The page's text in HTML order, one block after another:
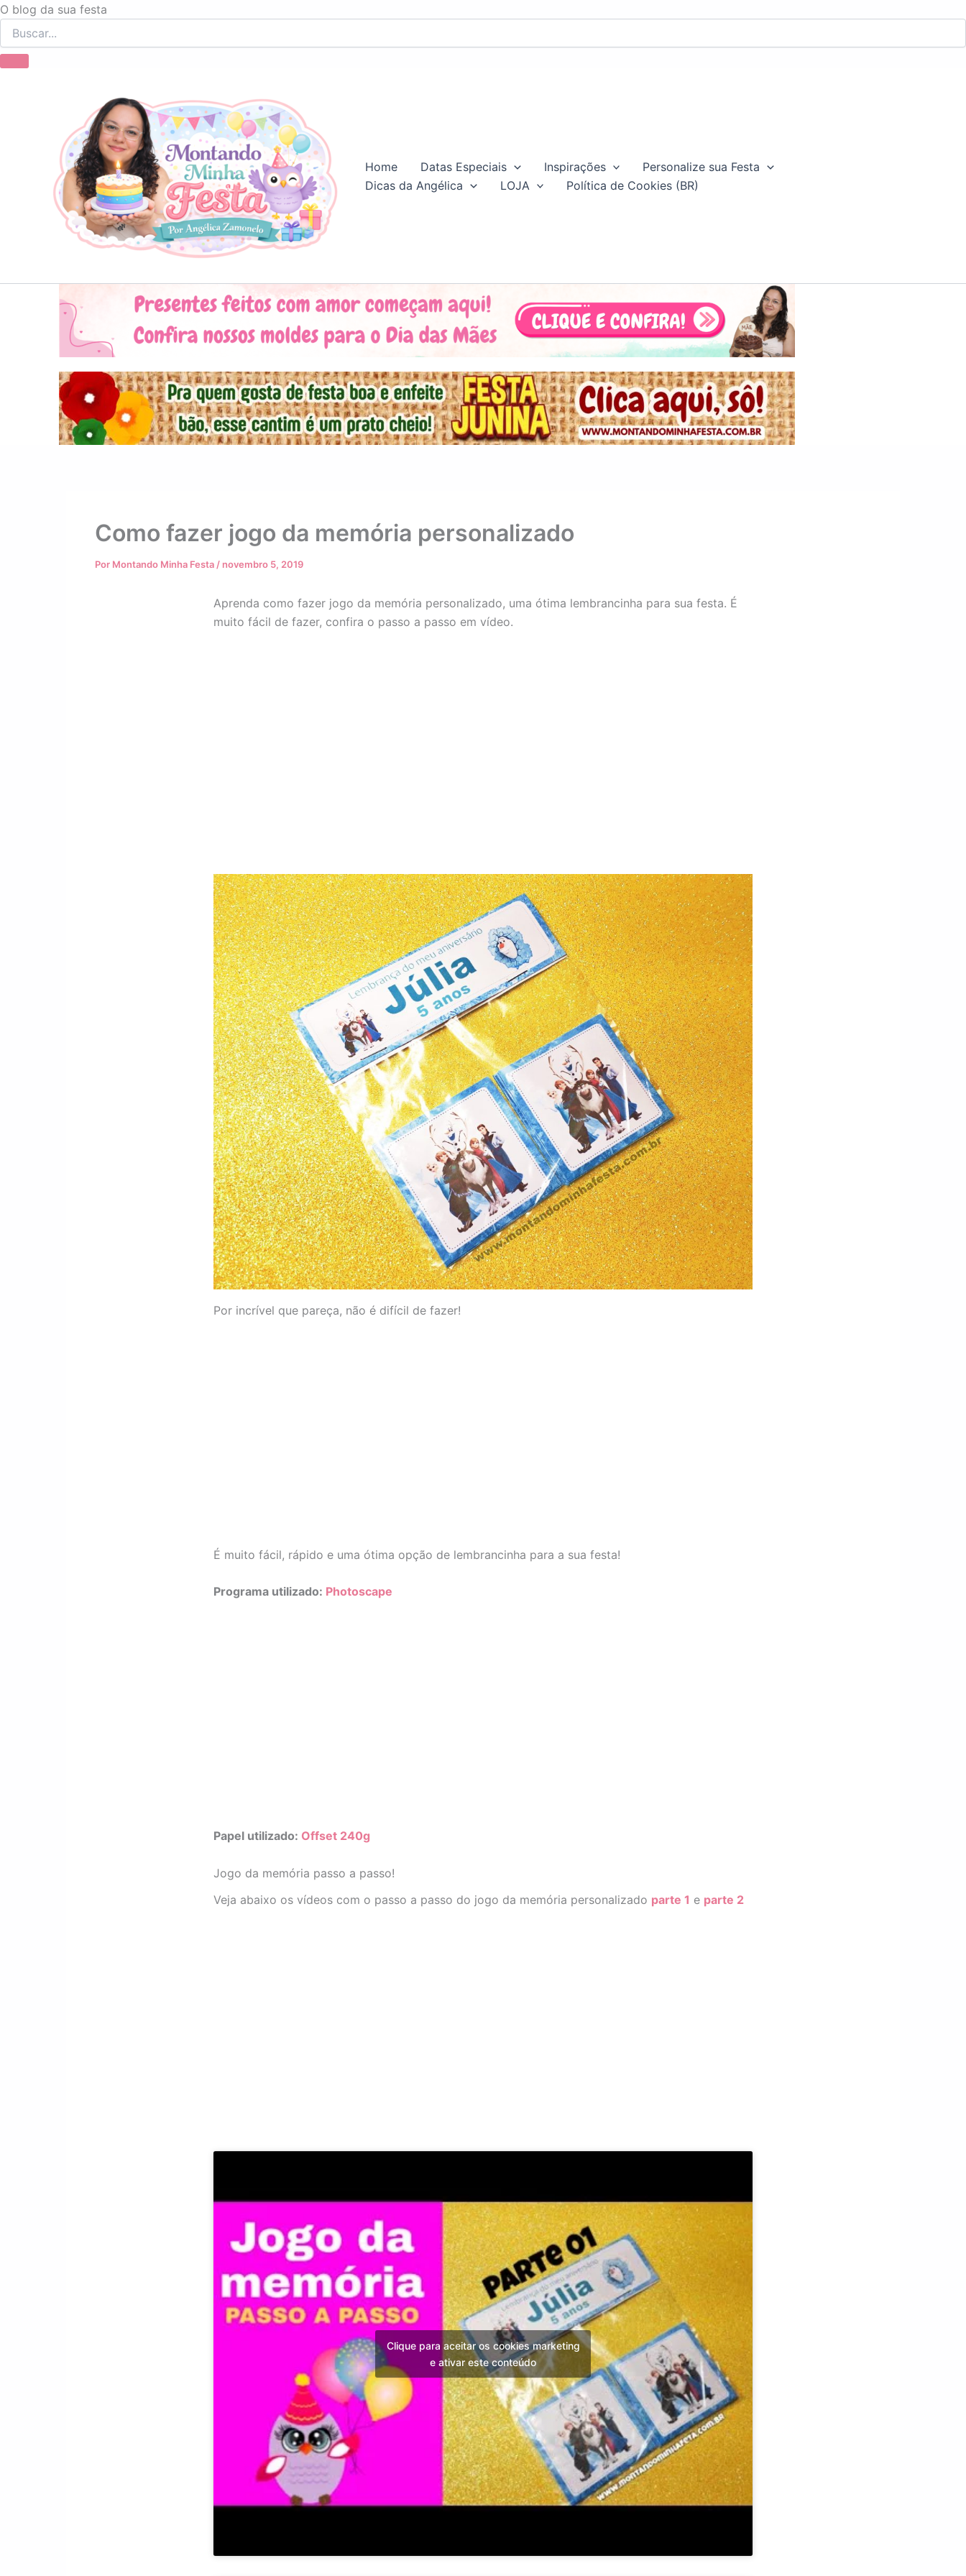
O blog da sua festa
Ir
para
o
conteúdo
Home Datas Especiais Inspirações
Personalize sua Festa
Dicas da Angélica
LOJA Política de Cookies (BR)
Como fazer jogo da memória personalizado
Por Montando Minha Festa / novembro 5, 2019
Aprenda como fazer jogo da memória personalizado, uma ótima lembrancinha para sua festa. É
muito fácil de fazer, confira o passo a passo em vídeo.
Por incrível que pareça, não é difícil de fazer!
É muito fácil, rápido e uma ótima opção de lembrancinha para a sua festa!
Programa utilizado: Photoscape
Papel utilizado: Offset 240g
Jogo da memória passo a passo!
Veja abaixo os vídeos com o passo a passo do jogo da memória personalizado parte 1 e parte 2
Clique para aceitar os cookies marketing
e ativar este conteúdo